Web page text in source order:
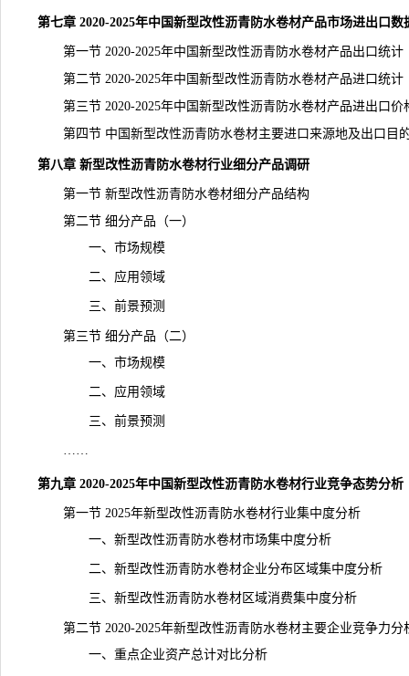
第七章 2020-2025年中国新型改性沥青防水卷材产品市场进出口数
第一节 2020-2025年中国新型改性沥青防水卷材产品出口统计
第二节 2020-2025年中国新型改性沥青防水卷材产品进口统计
第三节 2020-2025年中国新型改性沥青防水卷材产品进出口价
第四节 中国新型改性沥青防水卷材主要进口来源地及出口目
第八章 新型改性沥青防水卷材行业细分产品调研
第一节 新型改性沥青防水卷材细分产品结构
第二节 细分产品（一）
一、市场规模
二、应用领域
三、前景预测
第三节 细分产品（二）
一、市场规模
二、应用领域
三、前景预测
……
第九章 2020-2025年中国新型改性沥青防水卷材行业竞争态势分析
第一节 2025年新型改性沥青防水卷材行业集中度分析
一、新型改性沥青防水卷材市场集中度分析
二、新型改性沥青防水卷材企业分布区域集中度分析
三、新型改性沥青防水卷材区域消费集中度分析
第二节 2020-2025年新型改性沥青防水卷材主要企业竞争力分
一、重点企业资产总计对比分析